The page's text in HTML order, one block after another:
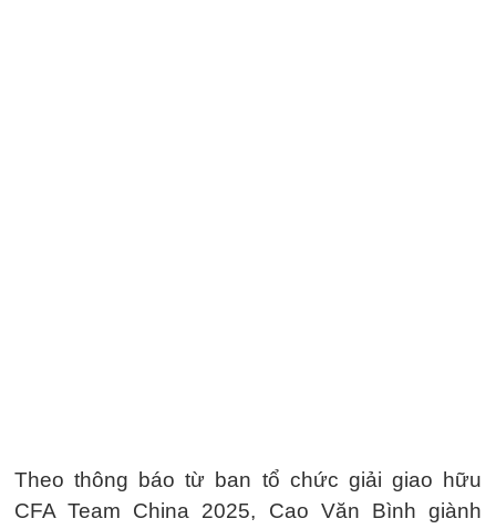
Theo thông báo từ ban tổ chức giải giao hữu
CFA Team China 2025, Cao Văn Bình giành